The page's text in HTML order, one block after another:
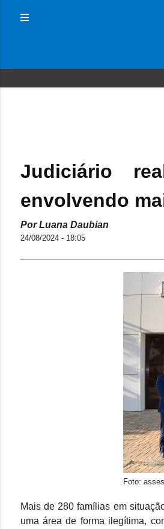
Judiciário
envolvendo
Por Luana Daubian
24/08/2024 - 18:05
Foto:
Mais de 280 famílias em
uma área de forma ilegítima,